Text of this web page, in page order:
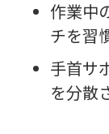
作業中
チを習
手首サ
を分散